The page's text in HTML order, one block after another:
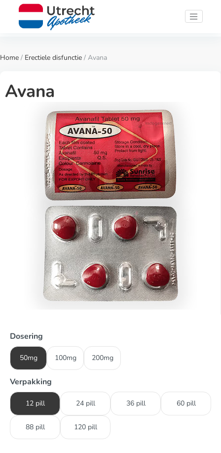
Home / Erectiele disfunctie / Avana
Avana
Dosering
50mg 100mg 200mg
Verpakking
12 pill 24 pill 36 pill 60 pill
88 pill 120 pill